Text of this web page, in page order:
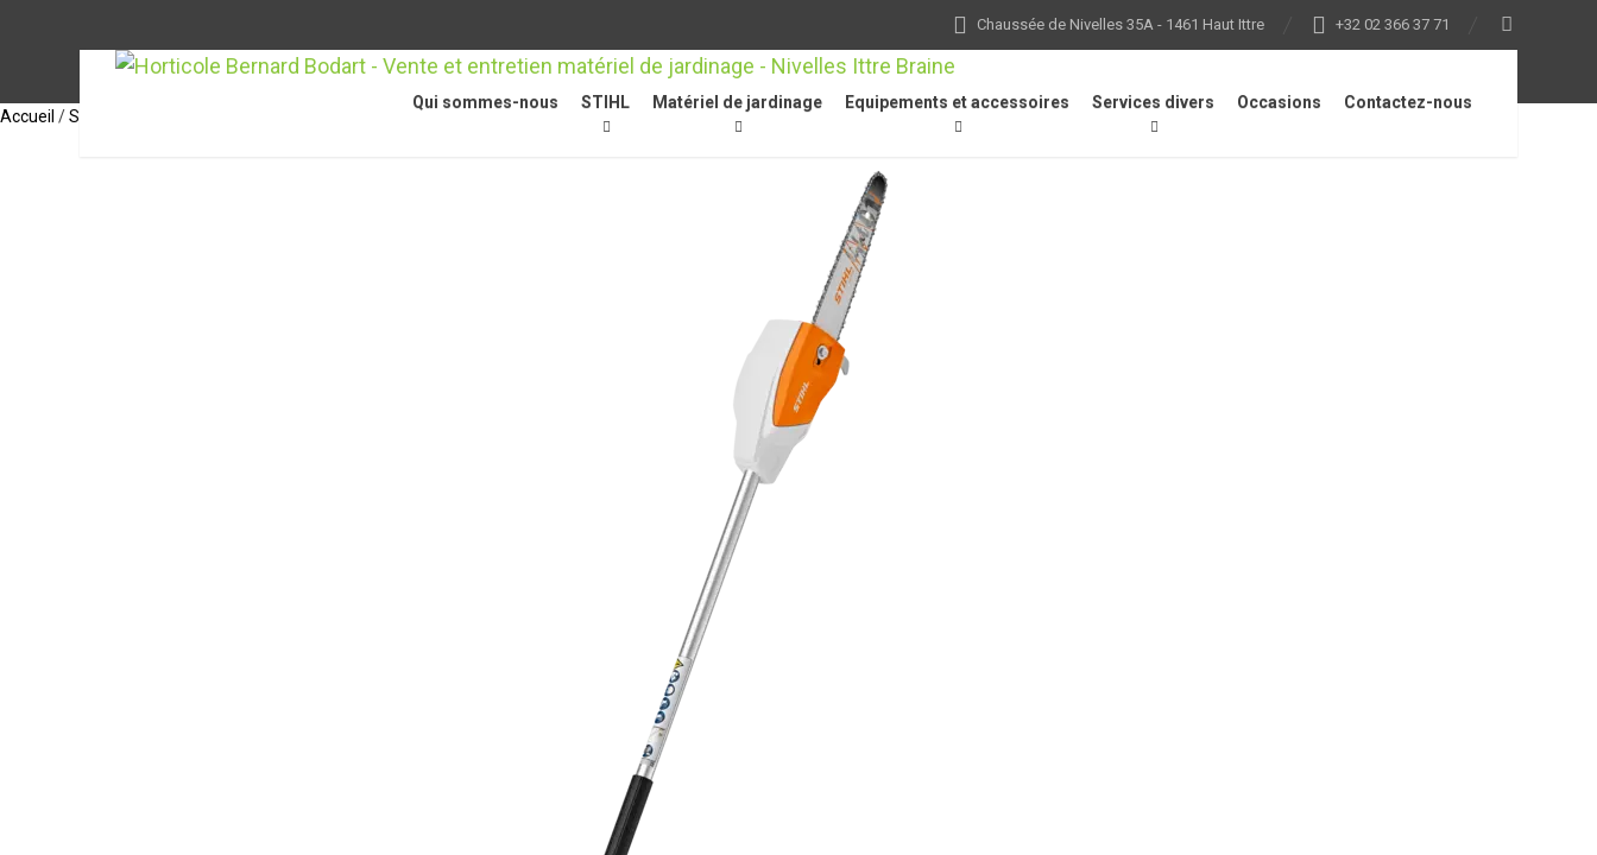
Chaussée de Nivelles 35A - 1461 Haut Ittre +32 02 366 37 71
Qui sommes-nous STIHL Matériel de jardinage Equipements et accessoires Services divers Occasions Contactez-nous
Accueil /STIHL HTA 66, sans batterie ni chargeur